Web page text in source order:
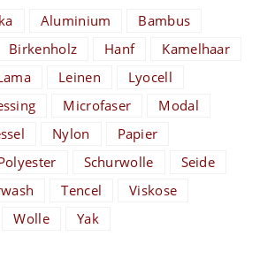
Aluminium
Bambus
Birkenholz Hanf
Kamelhaar
Leinen
Lyocell
Microfaser
Modal
Nylon
Papier
Schurwolle
Seide
Tencel
Viskose
Wolle Yak